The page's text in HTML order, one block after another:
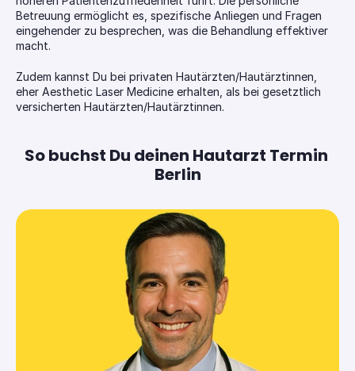
Betreuung ermöglicht es, spezifische Anliegen und Fragen
eingehender zu besprechen, was die Behandlung effektiver
macht.
Zudem kannst Du bei privaten Hautärzten/Hautärztinnen,
eher Aesthetic Laser Medicine erhalten, als bei gesetztlich
versicherten Hautärzten/Hautärztinnen.
So buchst Du deinen Hautarzt Termin
Berlin